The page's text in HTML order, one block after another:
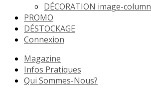
DÉCORATION image-column
PROMO
DÉSTOCKAGE
Connexion
Magazine
Infos Pratiques
Qui Sommes-Nous?